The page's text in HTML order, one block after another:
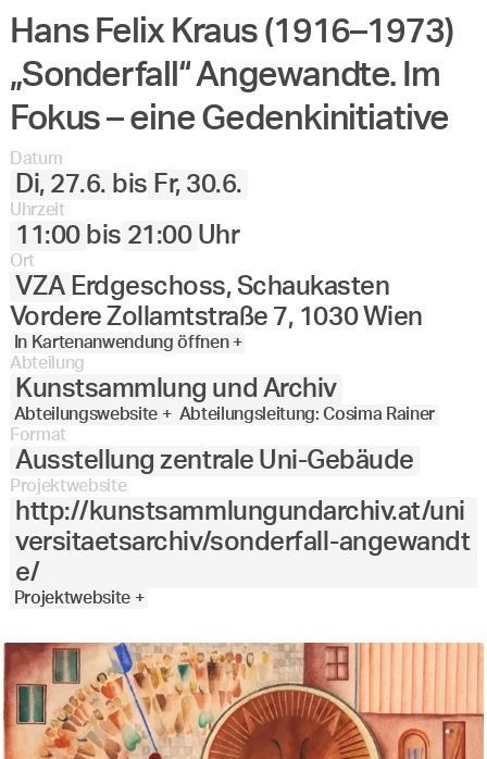
27. 28. 29. 30. Juni
Angewandte
Festival
2023
Hans Felix Kraus (1916–1973)
„Sonderfall“ Angewandte. Im
Fokus – eine Gedenkinitiative
Datum
Di, 27.6. bis Fr, 30.6.
Uhrzeit
11:00 bis 21:00 Uhr
Ort
VZA Erdgeschoss, Schaukasten
Vordere Zollamtstraße 7, 1030 Wien
In Kartenanwendung öffnen +
Abteilung
Kunstsammlung und Archiv
Abteilungswebsite + Abteilungsleitung: Cosima Rainer
Format
Ausstellung zentrale Uni-Gebäude
Projektwebsite
http://kunstsammlungundarchiv.at/uni
versitaetsarchiv/sonderfall-angewandt
e/
Projektwebsite +